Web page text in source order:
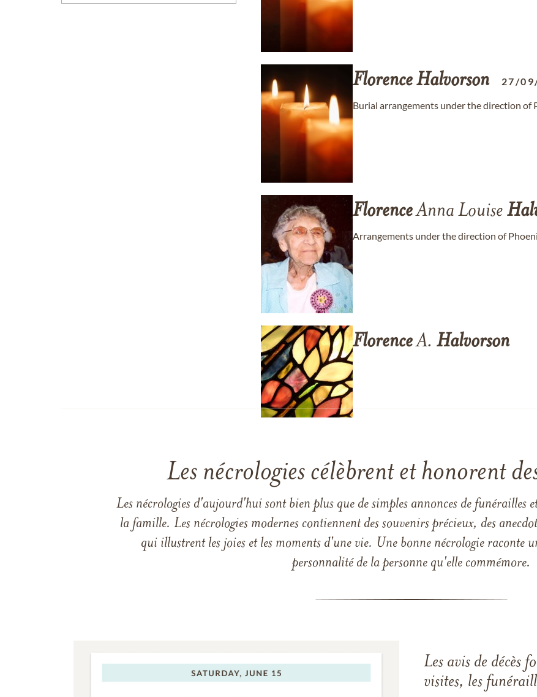
FlorenceHalvorson 27/
Burial arrangements under the direction
FlorenceAnna Louise
Arrangements under the direction of
FlorenceA. Halvorson
Les nécrologies célèbrent et honorent
Les nécrologies d'aujourd'hui sont bien plus que de simples annonces de funérailles
la famille. Les nécrologies modernes contiennent des souvenirs précieux, des
qui illustrent les joies et les moments d'une vie. Une bonne nécrologie raconte
personnalité de la personne qu'elle commémore.
Les avis de décès
visites, les